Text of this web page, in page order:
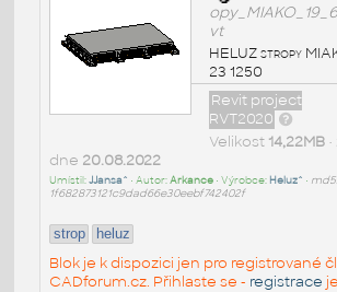
vt
HELUZ stropy
23 1250
Revit project
RVT2020
Velikost 14,22MB•
dne 20.08.2022
Umístil:JJansa^ • Autor:Arkance• Výrobce: Heluz^ • md5:
1f682873121c9dad66e30eebf742402f
strop heluz
Blok je k dispozici jen pro registrované
CADforum.cz. Přihlaste se - registrace